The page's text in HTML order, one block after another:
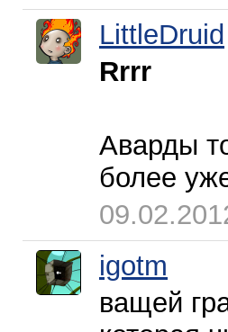
LittleDruid
Rrrr
Аварды
более
igotm
ващей